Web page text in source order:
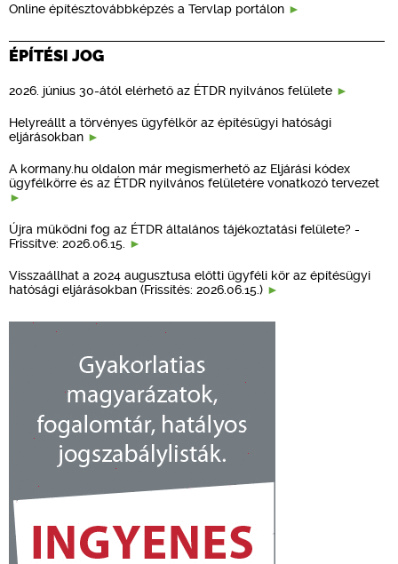
Online építésztovábbképzés a Tervlap portálon
ÉPÍTÉSI JOG
2026. június 30-ától elérhető az ÉTDR nyilvános felülete
Helyreállt a törvényes ügyfélkör az építésügyi hatósági
eljárásokban
A kormany.hu oldalon már megismerhető az Eljárási kódex
ügyfélkörre és az ÉTDR nyilvános felületére vonatkozó tervezet
Újra működni fog az ÉTDR általános tájékoztatási felülete? -
Frissítve: 2026.06.15.
Visszaállhat a 2024 augusztusa előtti ügyféli kör az építésügyi
hatósági eljárásokban (Frissítés: 2026.06.15.)